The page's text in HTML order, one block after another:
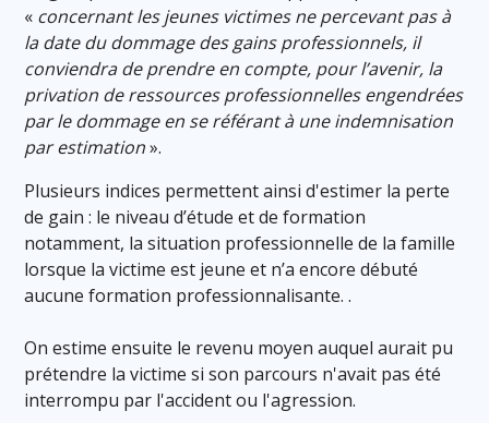
« concernant les jeunes victimes ne percevant pas à
la date du dommage des gains professionnels, il
conviendra de prendre en compte, pour l’avenir, la
privation de ressources professionnelles engendrées
par le dommage en se référant à une indemnisation
par estimation».
Plusieurs indices permettent ainsi d'estimer la perte
de gain : le niveau d’étude et de formation
notamment, la situation professionnelle de la famille
lorsque la victime est jeune et n’a encore débuté
aucune formation professionnalisante. .
On estime ensuite le revenu moyen auquel aurait pu
prétendre la victime si son parcours n'avait pas été
interrompu par l'accident ou l'agression.